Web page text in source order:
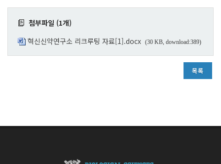
첨부파일 (1개)
혁신신약연구소 리크루팅 자료[1].docx (30 KB, download:389)
목록